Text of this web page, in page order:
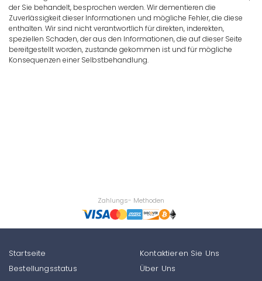
der Sie behandelt, besprochen werden. Wir dementieren die
Zuverlässigkeit dieser Informationen und mögliche Fehler, die diese
enthalten. Wir sind nicht verantwortlich für direkten, inderekten,
speziellen Schaden, der aus den Informationen, die auf dieser Seite
bereitgestellt worden, zustande gekommen ist und für mögliche
Konsequenzen einer Selbstbehandlung.
Zahlungs- Methoden
Startseite
Bestellungsstatus
Kontaktieren Sie Uns
Über Uns